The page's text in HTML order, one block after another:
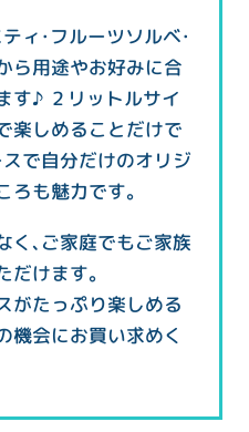
ィ・フルーツソルベ・
ら用途やお好みに合
す♪ ２リットルサイ
楽しめることだけで
で自分だけのオリジ
も魅力です。
、ご家庭でもご家族
けます。
がたっぷり楽しめる
機会にお買い求めく